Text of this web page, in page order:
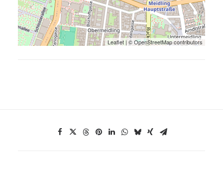
Leaflet | ©OpenStreetMapcontributors